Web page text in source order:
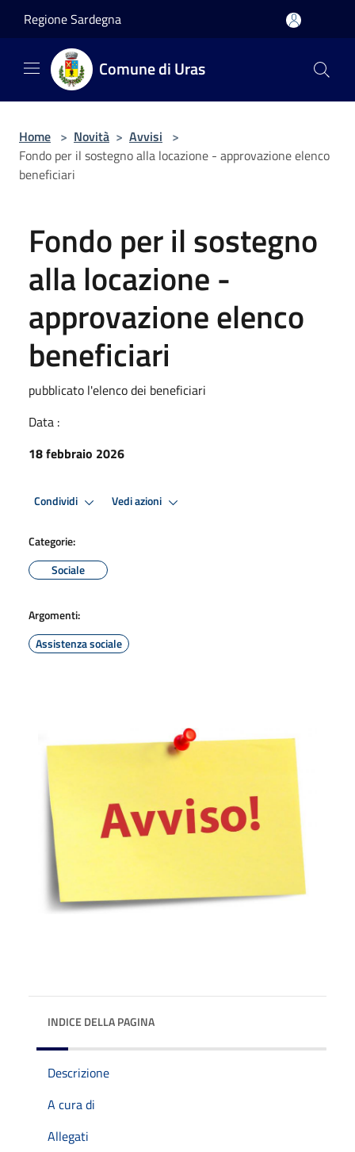
Regione Sardegna
Comune di Uras
Home > Novità > Avvisi >
Fondo per il sostegno alla locazione - approvazione elenco
beneficiari
Fondo per il sostegno
alla locazione -
approvazione elenco
beneficiari
pubblicato l'elenco dei beneficiari
Data :
18 febbraio 2026
Condividi Vedi azioni
Categorie:
Sociale
Argomenti:
Assistenza sociale
INDICE DELLA PAGINA
Descrizione
A cura di
Allegati